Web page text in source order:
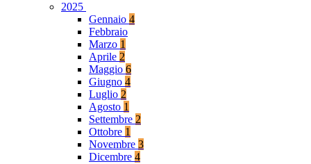
2025
Gennaio 4
Febbraio
Marzo 1
Aprile 2
Maggio 6
Giugno 4
Luglio 2
Agosto 1
Settembre 2
Ottobre 1
Novembre 3
Dicembre 4